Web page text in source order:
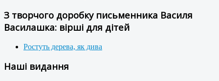
З творчого доробку письменника Василя
Василашка: вірші для дітей
Ростуть дерева, як дива
Наші видання